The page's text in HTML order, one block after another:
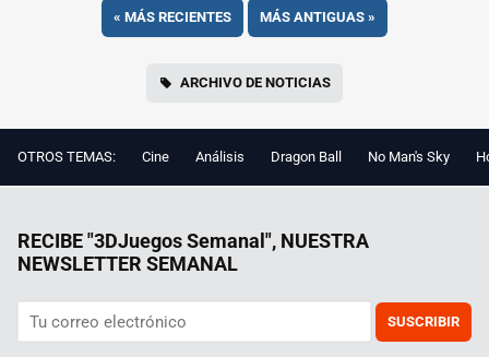
« MÁS RECIENTES MÁS ANTIGUAS »
ARCHIVO DE NOTICIAS
OTROS TEMAS: Cine Análisis Dragon Ball No Man's Sky
RECIBE "3DJuegos Semanal", NUESTRA
NEWSLETTER SEMANAL
SUSCRIBIR